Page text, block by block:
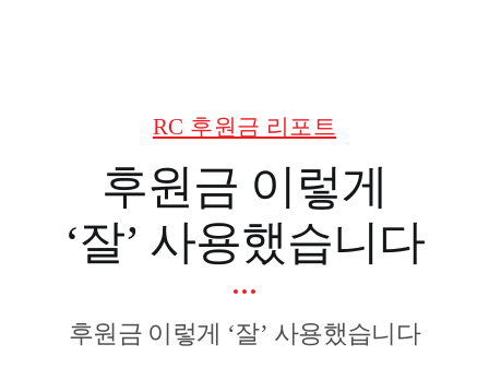
RC 후원금 리포트
후원금 이렇게
‘잘’ 사용했습니다
후원금 이렇게 ‘잘’ 사용했습니다